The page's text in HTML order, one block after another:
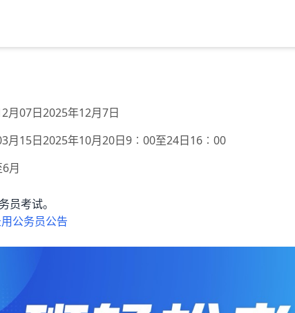
月07日2025年12月7日
月15日2025年10月20日9︰00至24日16︰00
月
员考试。
公务员公告